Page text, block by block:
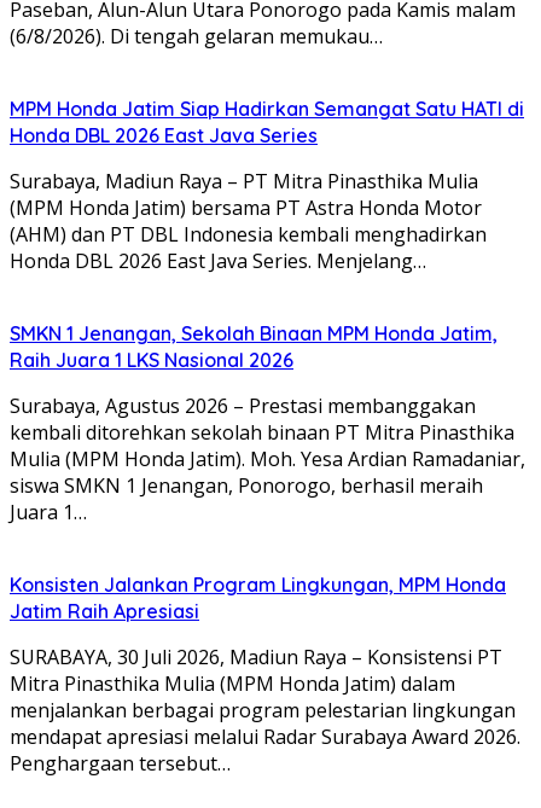
Paseban, Alun-Alun Utara Ponorogo pada Kamis malam
(6/8/2026). Di tengah gelaran memukau…
MPM Honda Jatim Siap Hadirkan Semangat Satu HATI di
Honda DBL 2026 East Java Series
Surabaya, Madiun Raya – PT Mitra Pinasthika Mulia
(MPM Honda Jatim) bersama PT Astra Honda Motor
(AHM) dan PT DBL Indonesia kembali menghadirkan
Honda DBL 2026 East Java Series. Menjelang…
SMKN 1 Jenangan, Sekolah Binaan MPM Honda Jatim,
Raih Juara 1 LKS Nasional 2026
Surabaya, Agustus 2026 – Prestasi membanggakan
kembali ditorehkan sekolah binaan PT Mitra Pinasthika
Mulia (MPM Honda Jatim). Moh. Yesa Ardian Ramadaniar,
siswa SMKN 1 Jenangan, Ponorogo, berhasil meraih
Juara 1…
Konsisten Jalankan Program Lingkungan, MPM Honda
Jatim Raih Apresiasi
SURABAYA, 30 Juli 2026, Madiun Raya – Konsistensi PT
Mitra Pinasthika Mulia (MPM Honda Jatim) dalam
menjalankan berbagai program pelestarian lingkungan
mendapat apresiasi melalui Radar Surabaya Award 2026.
Penghargaan tersebut…